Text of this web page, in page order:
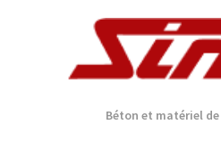
Béton et matériel